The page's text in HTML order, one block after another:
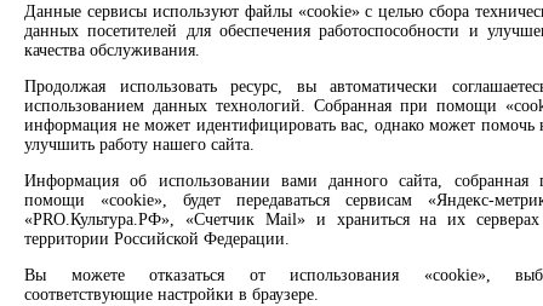
Информация о библиотеке
Библиотека № 6 имени Зота Корниловича
Тоболкина
Свободно - 1, всего - 1
Информация о библиотеке
ЦМИ
Свободно - 1, всего - 1
Спроси краеведа
Оцените качество услуг
Направить обращение директору
Соцсети
Вконтакте
Одноклассники
Max
Rutube
Заметили опечатку? Выделите текст с ошибкой и нажмите
клавиши Ctrl+Enter или ссылку ниже
Данные сервисы используют файлы «cookie» с целью сбора
данных посетителей для обеспечения работоспособности и
качества обслуживания.
Продолжая использовать ресурс, вы автоматически
использованием данных технологий. Собранная при помощи
информация не может идентифицировать вас, однако может помочь
улучшить работу нашего сайта.
Информация об использовании вами данного сайта, собранная
помощи «cookie», будет передаваться сервисам «Яндекс-
«PRO.Культура.РФ», «Счетчик Mail» и храниться на их
территории Российской Федерации.
Вы можете отказаться от использования «cookie»,
соответствующие настройки в браузере.